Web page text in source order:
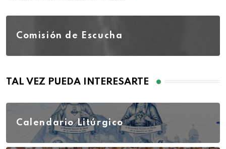
Comisión de Escucha
TAL VEZ PUEDA INTERESARTE
Calendario Litúrgico